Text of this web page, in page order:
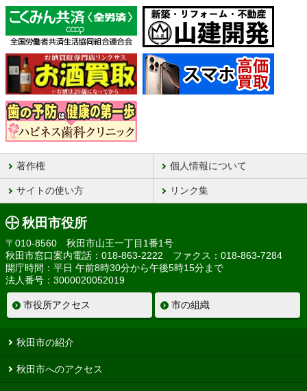
著作権 個人情報について
サイトの使い方 リンク集
秋田市役所
〒010-8560 秋田市山王一丁目1番1号
秋田市窓口案内電話：018-863-2222 ファクス：018-863-7284
開庁時間：平日 午前8時30分から午後5時15分まで
法人番号：3000020052019
市役所アクセス 市の組織
秋田市の紹介
秋田市へのアクセス